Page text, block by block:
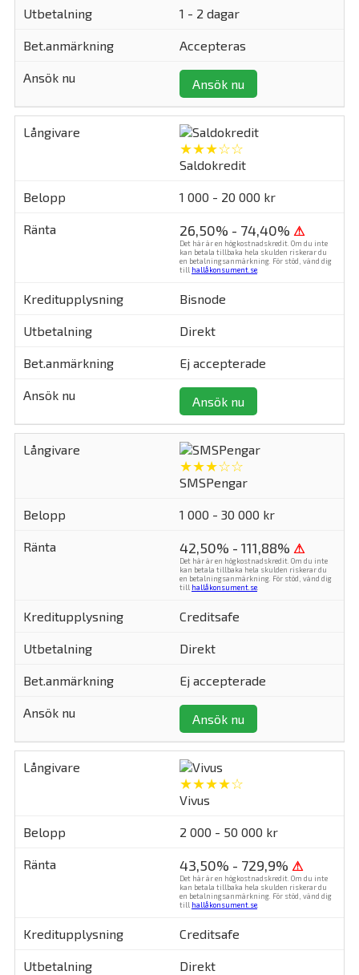
1 - 2 dagar
Accepteras
Ansök nu
★★★☆☆
Saldokredit
1 000 - 20 000 kr
26,50% - 74,40% ⚠
Det här är en högkostnadskredit. Om du inte
kan betala tillbaka hela skulden riskerar du
en betalningsanmärkning. För stöd, vänd dig
till hallåkonsument.se
Bisnode
Direkt
Ej accepterade
Ansök nu
★★★☆☆
SMSPengar
1 000 - 30 000 kr
42,50% - 111,88% ⚠
Det här är en högkostnadskredit. Om du inte
kan betala tillbaka hela skulden riskerar du
en betalningsanmärkning. För stöd, vänd dig
till hallåkonsument.se
Creditsafe
Direkt
Ej accepterade
Ansök nu
★★★★☆
Vivus
2 000 - 50 000 kr
43,50% - 729,9% ⚠
Det här är en högkostnadskredit. Om du inte
kan betala tillbaka hela skulden riskerar du
en betalningsanmärkning. För stöd, vänd dig
till hallåkonsument.se
Creditsafe
Direkt